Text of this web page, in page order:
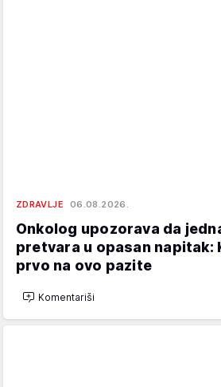
ZDRAVLJE 06.08.2026.
Onkolog upozorava da
pretvara u opasan napitak:
prvo na ovo pazite
Komentariši